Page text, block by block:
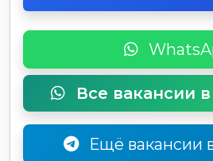
Все вакансии
Ещё вакансии